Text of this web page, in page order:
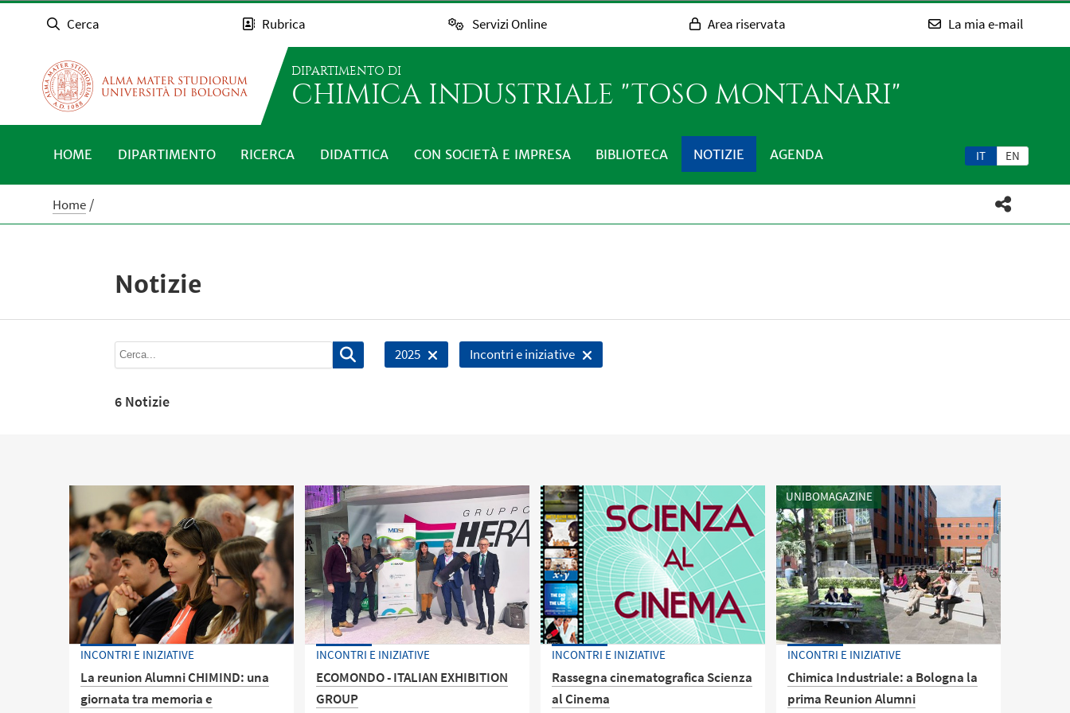
Cerca Rubrica Servizi Online Area riservata La mia e-mail
DIPARTIMENTO DI
CHIMICA INDUSTRIALE "TOSO MONTANARI"
IT EN
HOME DIPARTIMENTO RICERCA DIDATTICA CON SOCIETÀ E IMPRESA BIBLIOTECA NOTIZIE AGENDA
Home
Notizie
2025 Incontri e iniziative
6 Notizie
INCONTRI E INIZIATIVE
La reunion Alumni CHIMIND: una
giornata tra memoria e
INCONTRI E INIZIATIVE
ECOMONDO - ITALIAN EXHIBITION
GROUP
INCONTRI E INIZIATIVE
Rassegna cinematografica Scienza
al Cinema
UNIBOMAGAZINE
INCONTRI E INIZIATIVE
Chimica Industriale: a Bologna la
prima Reunion Alumni